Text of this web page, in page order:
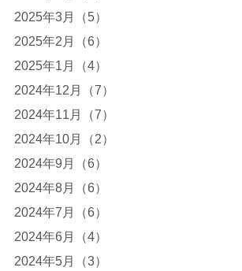
2025年3月（5）
2025年2月（6）
2025年1月（4）
2024年12月（7）
2024年11月（7）
2024年10月（2）
2024年9月（6）
2024年8月（6）
2024年7月（6）
2024年6月（4）
2024年5月（3）